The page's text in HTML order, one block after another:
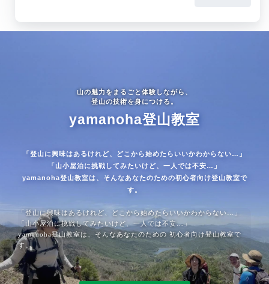
山の魅力をまるごと体験しながら、
登山の技術を身につける。
yamanoha登山教室
「登山に興味はあるけれど、どこから始めたらいいかわからない…」
「山小屋泊に挑戦してみたいけど、一人では不安…」
yamanoha登山教室は、そんなあなたのための初心者向け登山教室で
す。
「登山に興味はあるけれど、どこから始めたらいいかわからない…」
「山小屋泊に挑戦してみたいけど、一人では不安…」
yamanoha登山教室は、そんなあなたのための 初心者向け登山教室で
す。